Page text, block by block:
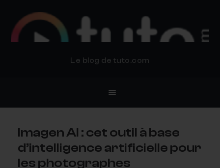
Le blog de tuto.com
Imagen AI : cet outil à base
d’intelligence artificielle pour
les photographes